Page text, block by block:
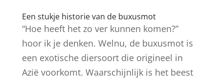
Een stukje historie van de buxusmot
“Hoe heeft het zo ver kunnen komen?”
hoor ik je denken. Welnu, de buxusmot is
een exotische diersoort die origineel in
Azië voorkomt. Waarschijnlijk is het beest